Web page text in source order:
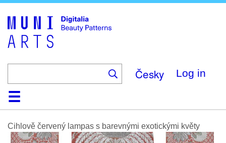
Česky Log in
HomeBrowse
Search
About
HelpContactDigitalia
Cihlově červený lampas s barevnými exotickými květy